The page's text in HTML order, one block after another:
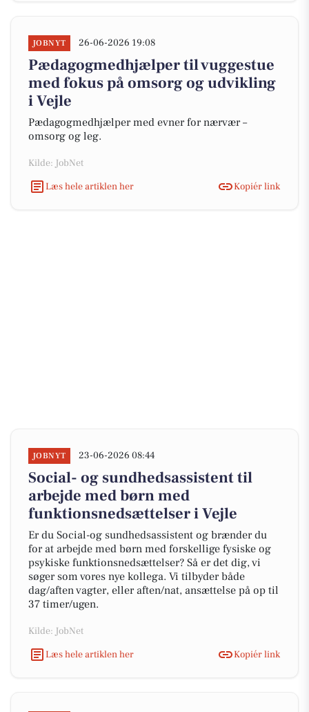
JOBNYT 26-06-2026 19:08
Pædagogmedhjælper til vuggestue
med fokus på omsorg og udvikling
i Vejle
Pædagogmedhjælper med evner for nærvær –
omsorg og leg.
Kilde: JobNet
Læs hele artiklen her
Kopiér link
JOBNYT 23-06-2026 08:44
Social- og sundhedsassistent til
arbejde med børn med
funktionsnedsættelser i Vejle
Er du Social-og sundhedsassistent og brænder du
for at arbejde med børn med forskellige fysiske og
psykiske funktionsnedsættelser? Så er det dig, vi
søger som vores nye kollega. Vi tilbyder både
dag/aften vagter, eller aften/nat, ansættelse på op til
37 timer/ugen.
Kilde: JobNet
Læs hele artiklen her
Kopiér link